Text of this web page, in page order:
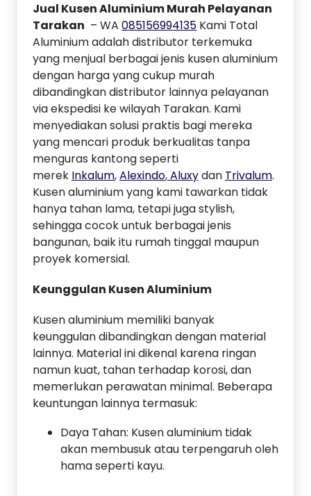
Jual Kusen Aluminium Murah Pelayanan
Tarakan – WA 085156994135 Kami Total
Aluminium adalah distributor terkemuka
yang menjual berbagai jenis kusen aluminium
dengan harga yang cukup murah
dibandingkan distributor lainnya pelayanan
via ekspedisi ke wilayah Tarakan. Kami
menyediakan solusi praktis bagi mereka
yang mencari produk berkualitas tanpa
menguras kantong seperti
merek Inkalum,Alexindo,Aluxydan Trivalum.
Kusen aluminium yang kami tawarkan tidak
hanya tahan lama, tetapi juga stylish,
sehingga cocok untuk berbagai jenis
bangunan, baik itu rumah tinggal maupun
proyek komersial.
Keunggulan Kusen Aluminium
Kusen aluminium memiliki banyak
keunggulan dibandingkan dengan material
lainnya. Material ini dikenal karena ringan
namun kuat, tahan terhadap korosi, dan
memerlukan perawatan minimal. Beberapa
keuntungan lainnya termasuk:
Daya Tahan: Kusen aluminium tidak
akan membusuk atau terpengaruh oleh
hama seperti kayu.